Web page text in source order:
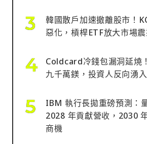
韓國散戶加速撤離股市！
惡化，槓桿ETF放大市場
Coldcard冷錢包漏洞延燒
九千萬鎂，投資人反向湧
IBM 執行長拋重磅預測：
2028 年貢獻營收，2030
商機